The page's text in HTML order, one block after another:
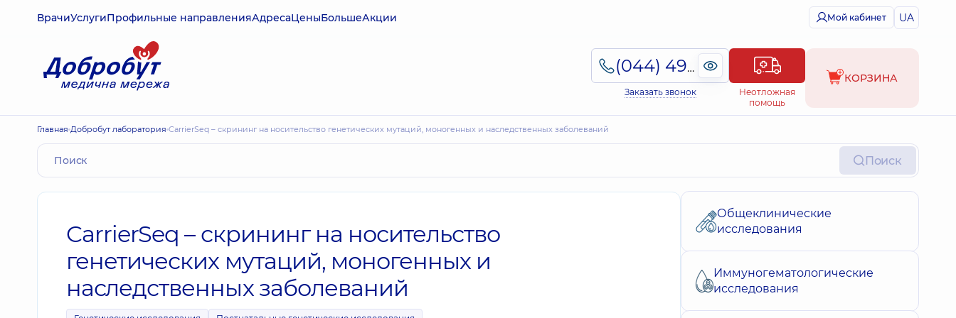
ВрачиУслугиПрофильные направленияАдресаЦеныБольшеАкции Мой кабинет UA
(044) 495-2-888
Заказать звонок
Неотложная
помощь
КОРЗИНА
Главная Добробут лаборатория CarrierSeq – скрининг на носительство генетических мутаций, моногенных и наследственных заболеваний
Поиск
CarrierSeq – скрининг на носительство
генетических мутаций, моногенных и
наследственных заболеваний
Общеклинические
исследования
Иммуногематологические
исследования